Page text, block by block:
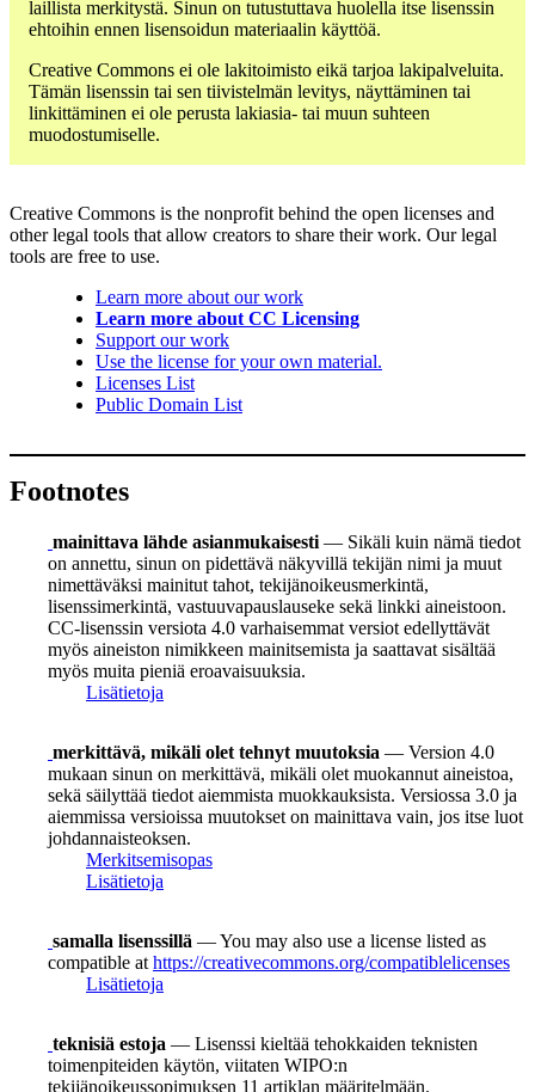
laillista merkitystä. Sinun on tutustuttava huolella itse lisenssin
ehtoihin ennen lisensoidun materiaalin käyttöä.
Creative Commons ei ole lakitoimisto eikä tarjoa lakipalveluita.
Tämän lisenssin tai sen tiivistelmän levitys, näyttäminen tai
linkittäminen ei ole perusta lakiasia- tai muun suhteen
muodostumiselle.
Creative Commons is the nonprofit behind the open licenses and
other legal tools that allow creators to share their work. Our legal
tools are free to use.
Learn more about our work
Learn more about CC Licensing
Support our work
Use the license for your own material.
Licenses List
Public Domain List
Footnotes
mainittava lähde asianmukaisesti — Sikäli kuin nämä tiedot
on annettu, sinun on pidettävä näkyvillä tekijän nimi ja muut
nimettäväksi mainitut tahot, tekijänoikeusmerkintä,
lisenssimerkintä, vastuuvapauslauseke sekä linkki aineistoon.
CC-lisenssin versiota 4.0 varhaisemmat versiot edellyttävät
myös aineiston nimikkeen mainitsemista ja saattavat sisältää
myös muita pieniä eroavaisuuksia.
Lisätietoja
merkittävä, mikäli olet tehnyt muutoksia — Version 4.0
mukaan sinun on merkittävä, mikäli olet muokannut aineistoa,
sekä säilyttää tiedot aiemmista muokkauksista. Versiossa 3.0 ja
aiemmissa versioissa muutokset on mainittava vain, jos itse luot
johdannaisteoksen.
Merkitsemisopas
Lisätietoja
samalla lisenssillä — You may also use a license listed as
compatible at https://creativecommons.org/compatiblelicenses
Lisätietoja
teknisiä estoja — Lisenssi kieltää tehokkaiden teknisten
toimenpiteiden käytön, viitaten WIPO:n
tekijänoikeussopimuksen 11 artiklan määritelmään.